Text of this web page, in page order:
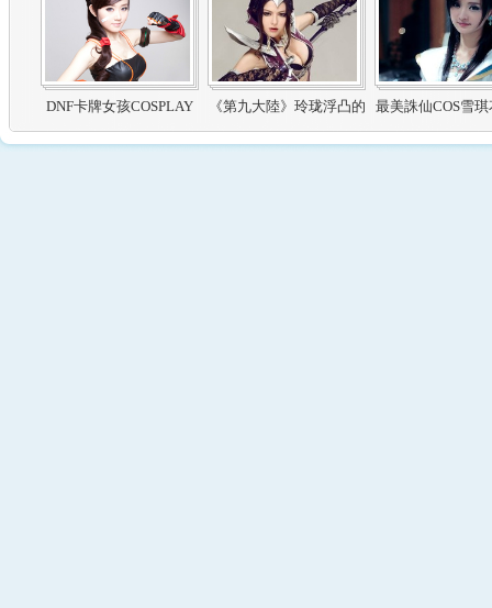
DNF卡牌女孩COSPLAY
《第九大陸》玲珑浮凸的
冷豔COSer
最美誅仙COS雪
家